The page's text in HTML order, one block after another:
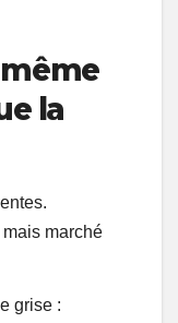
la
marché
grise :